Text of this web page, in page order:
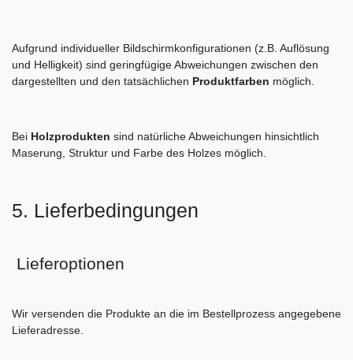
Aufgrund individueller Bildschirmkonfigurationen (z.B. Auflösung
und Helligkeit) sind geringfügige Abweichungen zwischen den
dargestellten und den tatsächlichen Produktfarben möglich.
Bei Holzprodukten sind natürliche Abweichungen hinsichtlich
Maserung, Struktur und Farbe des Holzes möglich.
5. Lieferbedingungen
Lieferoptionen
Wir versenden die Produkte an die im Bestellprozess angegebene
Lieferadresse.